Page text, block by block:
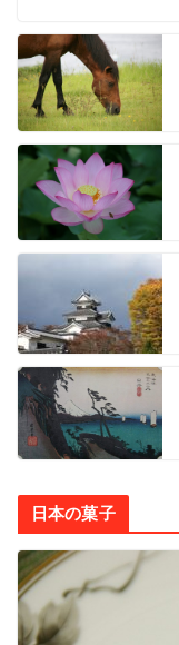
日本の菓子